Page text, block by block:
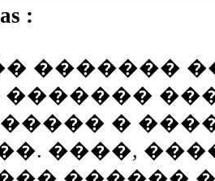
:
�������
�������
�
����,